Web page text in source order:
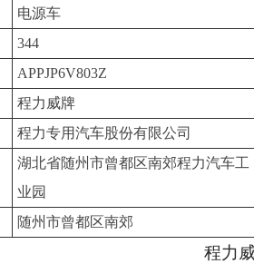
电源车
344
APPJP6V803Z
程力威牌
程力专用汽车股份有限公司
湖北省随州市曾都区南郊程力汽车工
业园
随州市曾都区南郊
程力